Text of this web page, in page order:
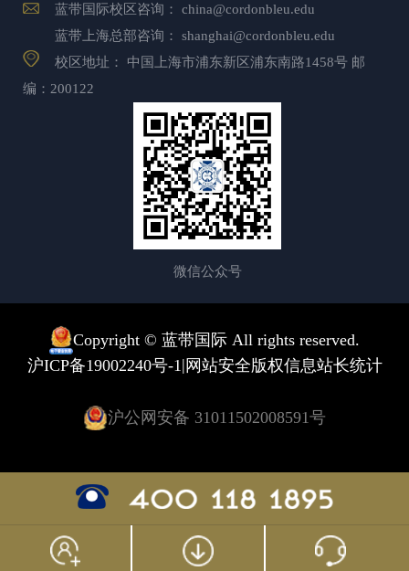
蓝带国际校区咨询：china@cordonbleu.edu
蓝带上海总部咨询：shanghai@cordonbleu.edu
校区地址： 中国上海市浦东新区浦东南路1458号 邮
编：200122
微信公众号
Copyright © 蓝带国际 All rights reserved.
沪ICP备19002240号-1 | 网站安全版权信息站长统计
沪公网安备 31011502008591号